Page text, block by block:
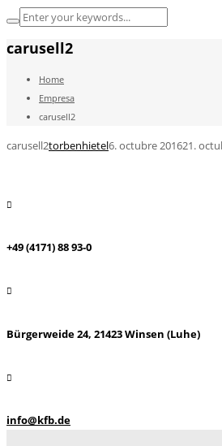
carusell2
Home
Empresa
carusell2
carusell2torbenhietel6. octubre 201621.
+49 (4171) 88 93-0
Bürgerweide 24, 21423 Winsen (Luhe)
info@kfb.de